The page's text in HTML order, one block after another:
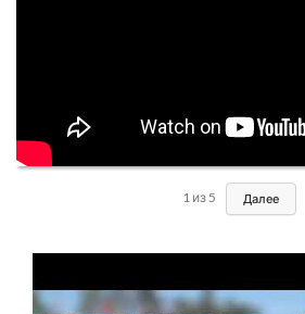
1 из5 Далее